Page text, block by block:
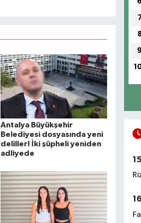
Antalya Büyükşehir
Belediyesi dosyasında yeni
deliller! İki şüpheli yeniden
adliyede